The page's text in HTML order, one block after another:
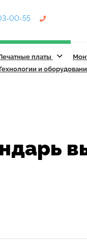
00-55
платы
и